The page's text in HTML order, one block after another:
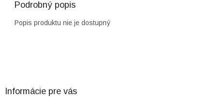
Podrobný popis
Popis produktu nie je dostupný
Informácie pre vás